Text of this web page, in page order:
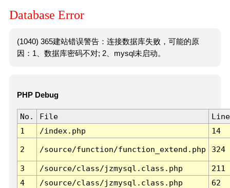
Database Error
(1040) 365建站错误警告：连接数据库失败，可能的原
因：1、数据库密码不对; 2、mysql未启动。
PHP Debug
No. File
Line
1
/index.php 14
2 /source/function/function_extend.php 324
3 /source/class/jzmysql.class.php
211
4
/source/class/jzmysql.class.php
62